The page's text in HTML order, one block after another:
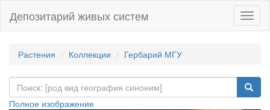
Депозитарий живых систем
Растения Коллекции Гербарий МГУ
Полное изображение